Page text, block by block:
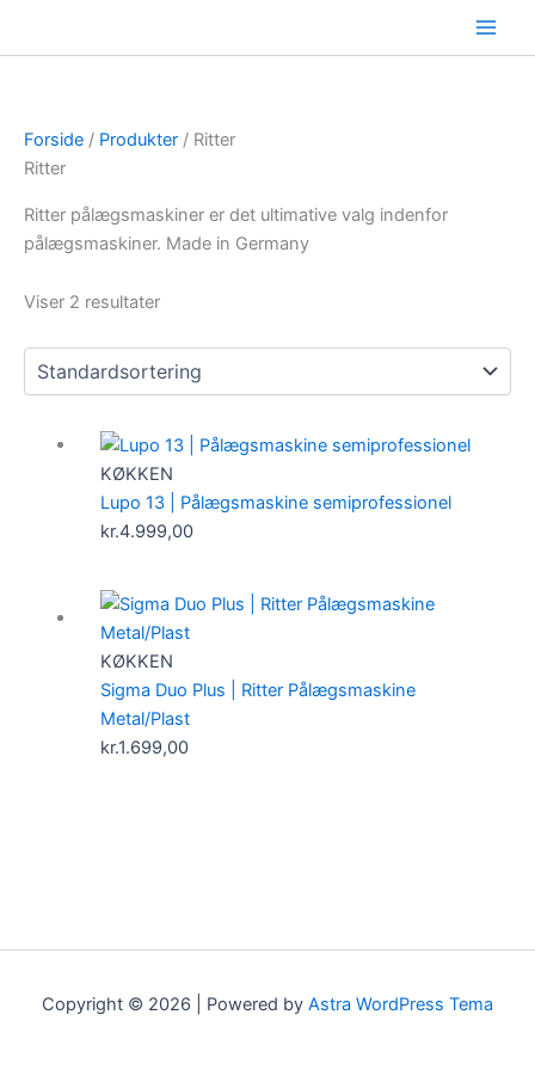
Forside / Produkter / Ritter
Ritter
Ritter pålægsmaskiner er det ultimative valg indenfor
pålægsmaskiner. Made in Germany
Viser 2 resultater
KØKKEN
Lupo 13 | Pålægsmaskine semiprofessionel
kr.4.999,00
KØKKEN
Sigma Duo Plus | Ritter Pålægsmaskine
Metal/Plast
kr.1.699,00
Copyright © 2026 | Powered by Astra WordPress Tema